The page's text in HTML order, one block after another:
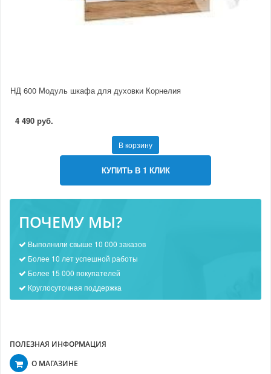
НД 600 Модуль шкафа для духовки Корнелия
4 490 руб.
В корзину
КУПИТЬ В 1 КЛИК
ПОЧЕМУ МЫ?
Выполнили свыше 10 000 заказов
Более 10 лет успешной работы
Более 15 000 покупателей
Круглосуточная поддержка
ПОЛЕЗНАЯ ИНФОРМАЦИЯ
О МАГАЗИНЕ